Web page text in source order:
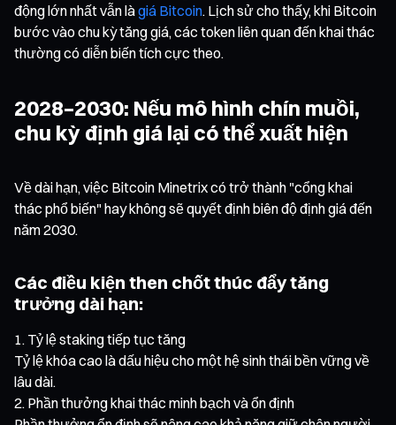
động lớn nhất vẫn làgiá Bitcoin. Lịch sử cho thấy, khi Bitcoin
bước vào chu kỳ tăng giá, các token liên quan đến khai thác
thường có diễn biến tích cực theo.
2028–2030: Nếu mô hình chín muồi,
chu kỳ định giá lại có thể xuất hiện
Về dài hạn, việc Bitcoin Minetrix có trở thành "cổng khai
thác phổ biến" hay không sẽ quyết định biên độ định giá đến
năm 2030.
Các điều kiện then chốt thúc đẩy tăng
trưởng dài hạn:
Tỷ lệ staking tiếp tục tăng
Tỷ lệ khóa cao là dấu hiệu cho một hệ sinh thái bền vững về
lâu dài.
Phần thưởng khai thác minh bạch và ổn định